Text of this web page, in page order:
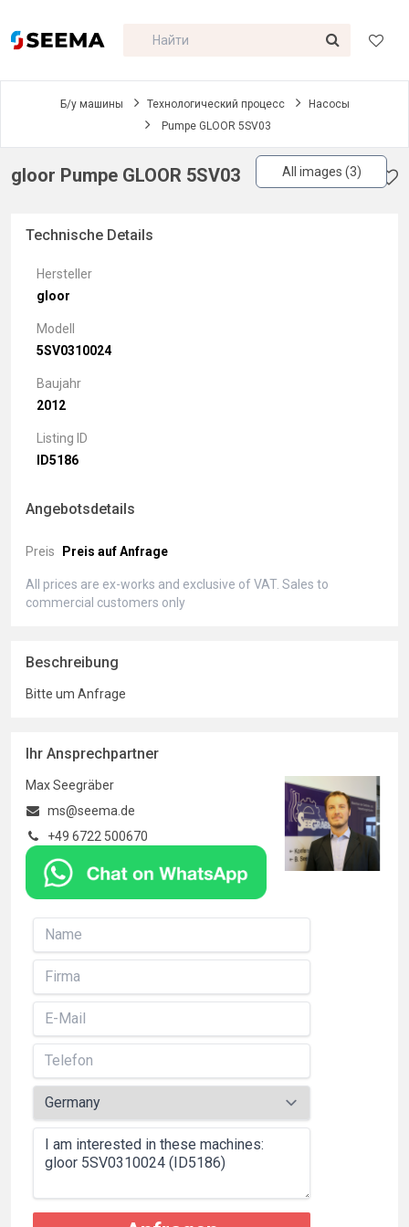
Б/у машины Технологический процесс
Насосы
Pumpe GLOOR 5SV03
gloor Pumpe GLOOR 5SV03 All images (3)
Technische Details
Hersteller
gloor
Modell
5SV0310024
Baujahr
2012
Listing ID
ID5186
Angebotsdetails
Preis Preis auf Anfrage
All prices are ex-works and exclusive of VAT. Sales to
commercial customers only
Beschreibung
Bitte um Anfrage
Ihr Ansprechpartner
Max Seegräber
ms@seema.de
+49 6722 500670